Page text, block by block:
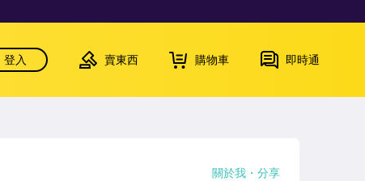
登入 賣東西 購物車 即時通
關於我 分享